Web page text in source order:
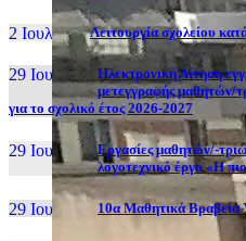
2 Ιουλ, 26 Λειτουργία σχολείου
29 Ιουν, 26
Ηλεκτρονική Αίτηση
μετεγγραφής
για το σχολικό έτος 2026-2027
29 Ιουν, 26
Εργασίες μαθητών/-
λογοτεχνικό έργο «Η
29 Ιουν, 26 10α Μαθητικά Βραβεία